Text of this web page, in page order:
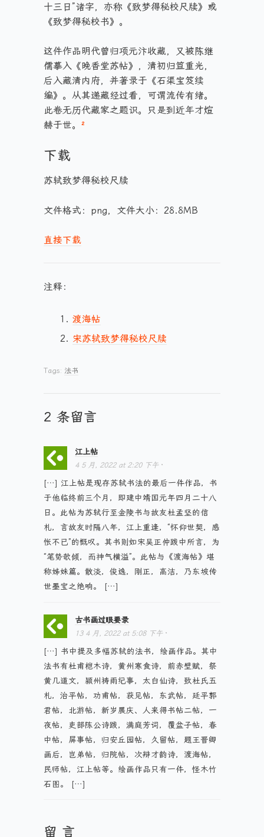
十三日”诸字，亦称《致梦得秘校尺牍》或
《致梦得秘校书》。
这件作品明代曾归项元汴收藏，又被陈继
儒摹入《晚香堂苏帖》，清初归笪重光，
后入藏清内府，并著录于《石渠宝笈续
编》。从其递藏经过看，可谓流传有绪。
此卷无历代藏家之题识。只是到近年才煊
赫于世。 ²
下载
苏轼致梦得秘校尺牍
文件格式：png，文件大小：28.8MB
直接下载
注释：
渡海帖
宋苏轼致梦得秘校尺牍
Tags: 法书
2 条留言
江上帖
4 5 月, 2022at 2:20 下午·
[…] 江上帖是现存苏轼书法的最后一件作品，书
于他临终前三个月，即建中靖国元年四月二十八
日。此帖为苏轼行至金陵书与故友杜孟坚的信
札，言故友时隔八年，江上重逢，“怀仰世契，感
怅不已”的慨叹。其书则如宋吴正仲跋中所言，为
“笔势欹倾，而神气横溢”。此帖与《渡海帖》堪
称姊妹篇。散淡，俊逸，刚正，高洁，乃东坡传
世墨宝之绝响。 […]
古书画过眼要录
13 4 月, 2022at 5:08 下午·
[…] 书中提及多幅苏轼的法书，绘画作品。其中
法书有杜甫桤木诗，黄州寒食诗，前赤壁赋，祭
黄几道文，颍州祷雨纪事，太白仙诗，致杜氏五
札，治平帖，功甫帖，获见帖，东武帖，廷平郭
君帖，北游帖，新岁展庆、人来得书帖二帖，一
夜帖，吏部陈公诗跋，满庭芳词，覆盆子帖，春
中帖，屏事帖，归安丘园帖，久留帖，题王晋卿
画后，岂弟帖，归院帖，次辩才韵诗，渡海帖，
民师帖，江上帖等。绘画作品只有一件，怪木竹
石图。 […]
留 言